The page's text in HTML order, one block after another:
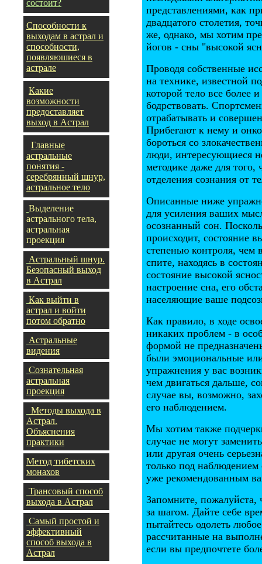
состоит?
Способности к
выходам в астрал и
способности,
появляюшиеся в
астрале
Какие
возможности
предоставляет
выход в Астрал
Главные
астральные
понятия -
серебрянный шнур,
астральное тело
Выделение
астрального тела,
астральная
проекция
Астральный шнур.
Безопасный выход
в Астрал
Как выйти в
астрал и войти
потом обратно
Астральные
видения
Сознательная
астральная
проекция
Методы выхода в
Астрал.
Объяснения
практики
Метод тибетских
монахов
Трансовый способ
выхода в Астрал
Самый простой и
эффективный
способ выхода в
Астрал
представлениями, как
двадцатого столетия,
же, однако, мы хотим
йогов - сны "высокой
Проводя собственные
на технике, известной
которой тело все более
бодрствовать.
отрабатывать и
Прибегают к нему и
бороться со
люди, интересующиеся
методике даже для
отделения сознания от
Описанные ниже
для усиления ваших
осознанный сон.
происходит, состояние
степенью контроля, чем
спите, находясь в
состояние высокой
настроение сна, его
населяющие ваше
Как правило, в ходе
никаких проблем - в
формой не
были эмоциональные
упражнения у вас
чем двигаться дальше,
случае вы, возможно,
его наблюдением.
Мы хотим также
случае не могут
или другая очень
только под
уже рекомендованным
Запомните, пожалуйста,
за шагом. Дайте себе
пытайтесь одолеть
рассчитанные на
если вы предпочтете